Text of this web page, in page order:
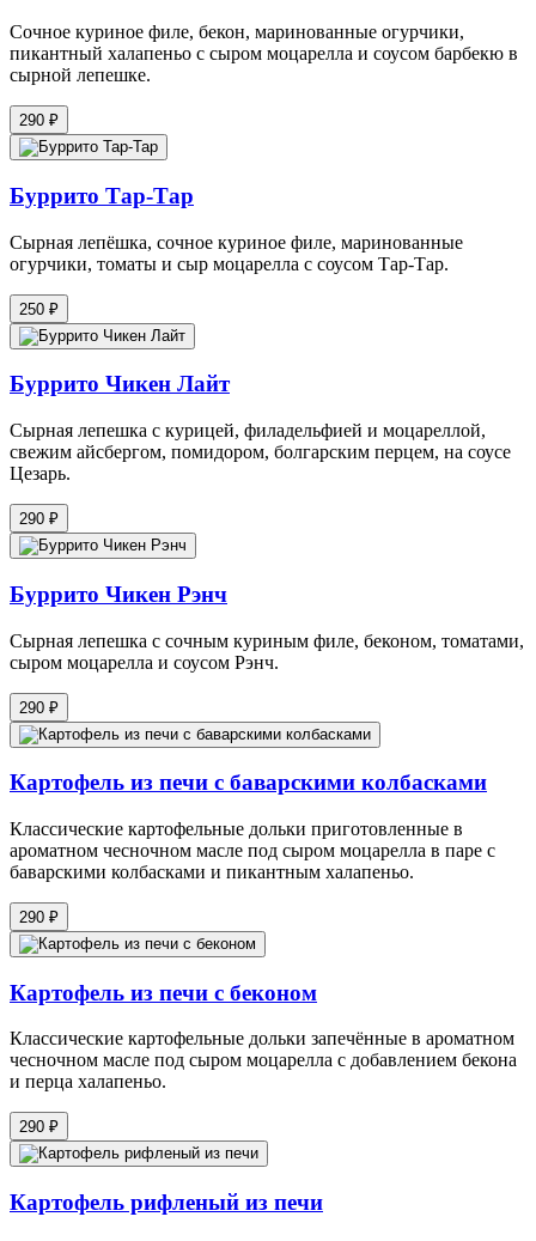
Сочное куриное филе, бекон, маринованные огурчики,
пикантный халапеньо с сыром моцарелла и соусом барбекю в
сырной лепешке.
290 ₽
Буррито Тар-Тар
Сырная лепёшка, сочное куриное филе, маринованные
огурчики, томаты и сыр моцарелла с соусом Тар-Тар.
250 ₽
Буррито Чикен Лайт
Сырная лепешка с курицей, филадельфией и моцареллой,
свежим айсбергом, помидором, болгарским перцем, на соусе
Цезарь.
290 ₽
Буррито Чикен Рэнч
Сырная лепешка с сочным куриным филе, беконом, томатами,
сыром моцарелла и соусом Рэнч.
290 ₽
Картофель из печи с баварскими колбасками
Классические картофельные дольки приготовленные в
ароматном чесночном масле под сыром моцарелла в паре с
баварскими колбасками и пикантным халапеньо.
290 ₽
Картофель из печи с беконом
Классические картофельные дольки запечённые в ароматном
чесночном масле под сыром моцарелла с добавлением бекона
и перца халапеньо.
290 ₽
Картофель рифленый из печи